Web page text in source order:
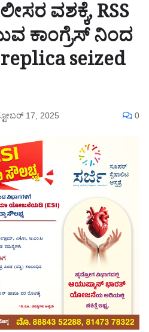
ವಶಕ್ಕೆ, RSS
ಕಾಂಗ್ರೆಸ್ ನಿಂದ
seized
17, 2025 0